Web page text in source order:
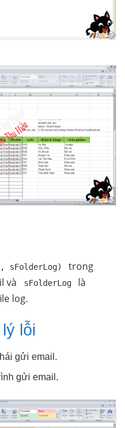
sFolderLog)
trong
và sFolderLog
là
log.
lỗi
gửi email.
gửi email.